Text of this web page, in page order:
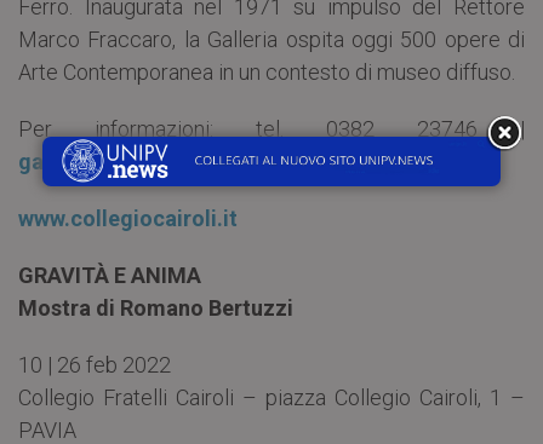
Ferro. Inaugurata nel 1971 su impulso del Rettore
Marco Fraccaro, la Galleria ospita oggi 500 opere di
Arte Contemporanea in un contesto di museo diffuso.
Per informazioni: tel. 0382 23746 |
galleriafraccaro.collegiocairoli.it
www.collegiocairoli.it
GRAVITÀ E ANIMA
Mostra di Romano Bertuzzi
10 | 26 feb 2022
Collegio Fratelli Cairoli – piazza Collegio Cairoli, 1 –
PAVIA